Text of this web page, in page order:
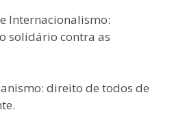
Internacionalismo:
solidário contra as
direito de todos de